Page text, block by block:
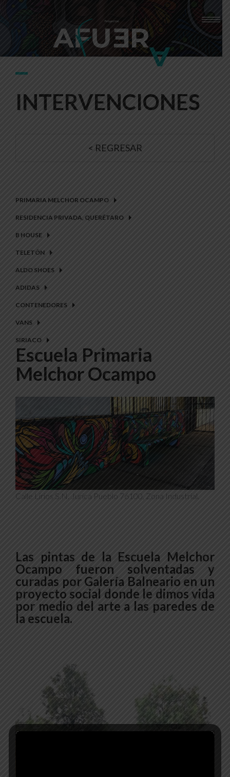
INTERVENCIONES
< REGRESAR
PRIMARIA MELCHOR OCAMPO
RESIDENCIA PRIVADA, QUERÉTARO
B HOUSE
TELETÓN
ALDO SHOES
ADIDAS
CONTENEDORES
VANS
SIRIACO
Escuela Primaria
Melchor Ocampo
Calle Lirios S.N. Jurica Pueblo 76100, Zona Industrial.
Las pintas de la Escuela Melchor
Ocampo fueron solventadas y
curadas por Galería Balneario en un
proyecto social donde le dimos vida
por medio del arte a las paredes de
la escuela.